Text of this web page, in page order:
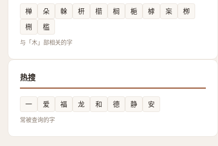
椫 朵 榦 枅 櫤 榈 梔 㯉 杗
栁
㭢
槛
与「木」部相关的字
热搜
一 爱 福 龙 和 德 静 安
常被查询的字